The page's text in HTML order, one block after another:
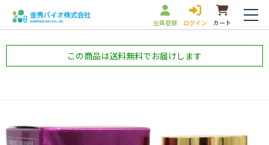
会員登録 ログイン カート
この商品は送料無料でお届けします